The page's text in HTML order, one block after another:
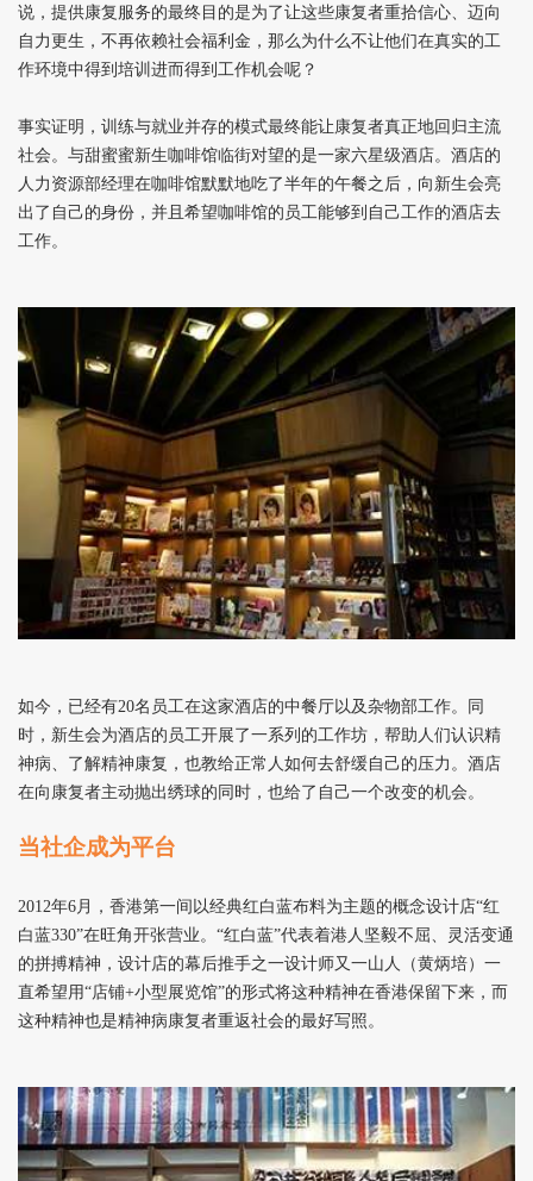
说，提供康复服务的最终目的是为了让这些康复者重拾信心、迈向
自力更生，不再依赖社会福利金，那么为什么不让他们在真实的工
作环境中得到培训进而得到工作机会呢？
事实证明，训练与就业并存的模式最终能让康复者真正地回归主流
社会。与甜蜜蜜新生咖啡馆临街对望的是一家六星级酒店。酒店的
人力资源部经理在咖啡馆默默地吃了半年的午餐之后，向新生会亮
出了自己的身份，并且希望咖啡馆的员工能够到自己工作的酒店去
工作。
如今，已经有20名员工在这家酒店的中餐厅以及杂物部工作。同
时，新生会为酒店的员工开展了一系列的工作坊，帮助人们认识精
神病、了解精神康复，也教给正常人如何去舒缓自己的压力。酒店
在向康复者主动抛出绣球的同时，也给了自己一个改变的机会。
当社企成为平台
2012年6月，香港第一间以经典红白蓝布料为主题的概念设计店“红
白蓝330”在旺角开张营业。“红白蓝”代表着港人坚毅不屈、灵活变通
的拼搏精神，设计店的幕后推手之一设计师又一山人（黄炳培）一
直希望用“店铺+小型展览馆”的形式将这种精神在香港保留下来，而
这种精神也是精神病康复者重返社会的最好写照。